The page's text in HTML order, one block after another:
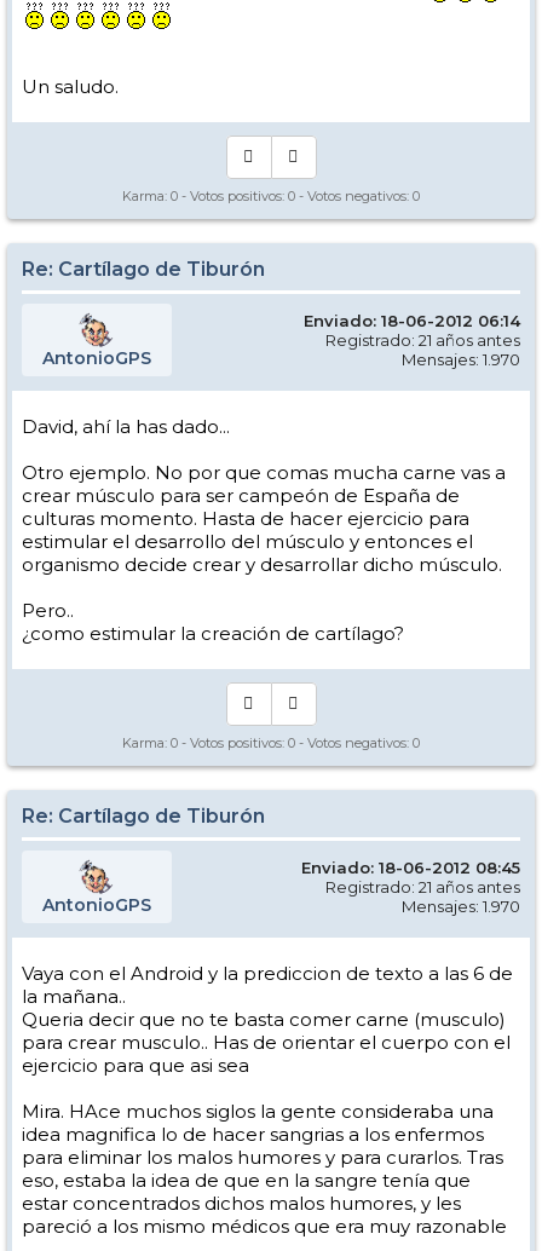
Un saludo.
Karma: 0 - Votos positivos: 0 - Votos negativos: 0
Re: Cartílago de Tiburón
AntonioGPS
Enviado: 18-06-2012 06:14
Registrado: 21 años antes
Mensajes: 1.970
David, ahí la has dado...
Otro ejemplo. No por que comas mucha carne vas a
crear músculo para ser campeón de España de
culturas momento. Hasta de hacer ejercicio para
estimular el desarrollo del músculo y entonces el
organismo decide crear y desarrollar dicho músculo.
Pero..
¿como estimular la creación de cartílago?
Karma: 0 - Votos positivos: 0 - Votos negativos: 0
Re: Cartílago de Tiburón
AntonioGPS
Enviado: 18-06-2012 08:45
Registrado: 21 años antes
Mensajes: 1.970
Vaya con el Android y la prediccion de texto a las 6 de
la mañana..
Queria decir que no te basta comer carne (musculo)
para crear musculo.. Has de orientar el cuerpo con el
ejercicio para que asi sea
Mira. HAce muchos siglos la gente consideraba una
idea magnifica lo de hacer sangrias a los enfermos
para eliminar los malos humores y para curarlos. Tras
eso, estaba la idea de que en la sangre tenía que
estar concentrados dichos malos humores, y les
pareció a los mismo médicos que era muy razonable